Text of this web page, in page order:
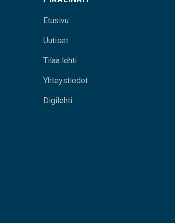
Etusivu
Uutiset
Tilaa lehti
Yhteystiedot
Digilehti